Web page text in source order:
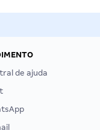
de ajuda